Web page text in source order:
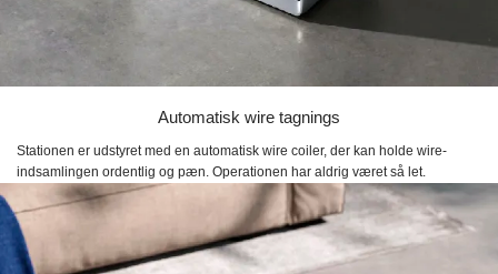
Automatisk wire tagnings
Stationen er udstyret med en automatisk wire coiler, der kan holde wire-
indsamlingen ordentlig og pæn. Operationen har aldrig været så let.